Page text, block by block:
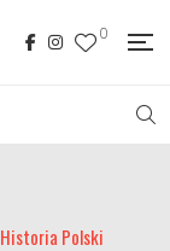
0
Historia Polski